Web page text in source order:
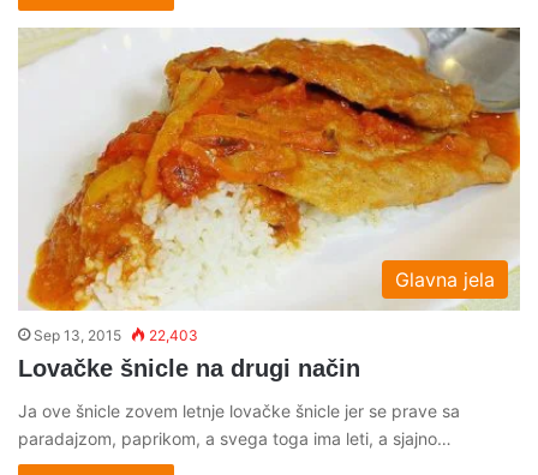
Glavna jela
Sep 13, 2015 22,403
Lovačke šnicle na drugi način
Ja ove šnicle zovem letnje lovačke šnicle jer se prave sa
paradajzom, paprikom, a svega toga ima leti, a sjajno…